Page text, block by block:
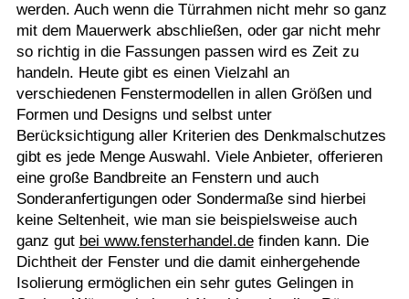
werden. Auch wenn die Türrahmen nicht mehr so ganz
mit dem Mauerwerk abschließen, oder gar nicht mehr
so richtig in die Fassungen passen wird es Zeit zu
handeln. Heute gibt es einen Vielzahl an
verschiedenen Fenstermodellen in allen Größen und
Formen und Designs und selbst unter
Berücksichtigung aller Kriterien des Denkmalschutzes
gibt es jede Menge Auswahl. Viele Anbieter, offerieren
eine große Bandbreite an Fenstern und auch
Sonderanfertigungen oder Sondermaße sind hierbei
keine Seltenheit, wie man sie beispielsweise auch
ganz gut bei www.fensterhandel.definden kann. Die
Dichtheit der Fenster und die damit einhergehende
Isolierung ermöglichen ein sehr gutes Gelingen in